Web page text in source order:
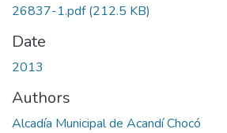
26837-1.pdf(212.5 KB)
Date
2013
Authors
Alcadía Municipal de Acandí Chocó